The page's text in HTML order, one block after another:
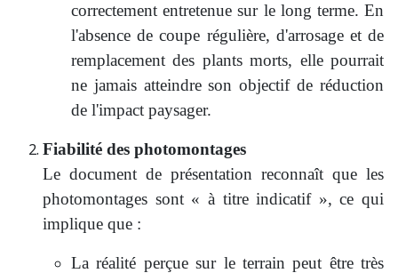
correctement entretenue sur le long terme. En
l'absence de coupe régulière, d'arrosage et de
remplacement des plants morts, elle pourrait
ne jamais atteindre son objectif de réduction
de l'impact paysager.
Fiabilité des photomontages
Le document de présentation reconnaît que les
photomontages sont « à titre indicatif », ce qui
implique que :
La réalité perçue sur le terrain peut être très